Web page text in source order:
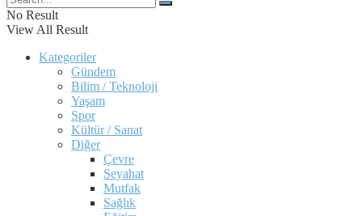
No Result
View All Result
Kategoriler
Gündem
Bilim / Teknoloji
Yaşam
Spor
Kültür / Sanat
Diğer
Çevre
Seyahat
Mutfak
Sağlık